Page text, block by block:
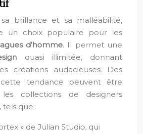
brillance et sa malléabilité,
un choix populaire pour les
d’homme. Il permet une
quasi illimitée, donnant
créations audacieuses. Des
tendance peuvent être
collections de designers
que :
» de Julian Studio, qui